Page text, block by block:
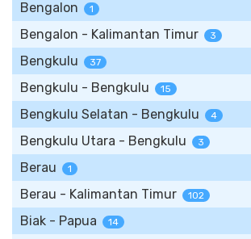
Bengalon 1
Bengalon - Kalimantan Timur 3
Bengkulu 37
Bengkulu - Bengkulu 15
Bengkulu Selatan - Bengkulu 4
Bengkulu Utara - Bengkulu 3
Berau 1
Berau - Kalimantan Timur 102
Biak - Papua 14